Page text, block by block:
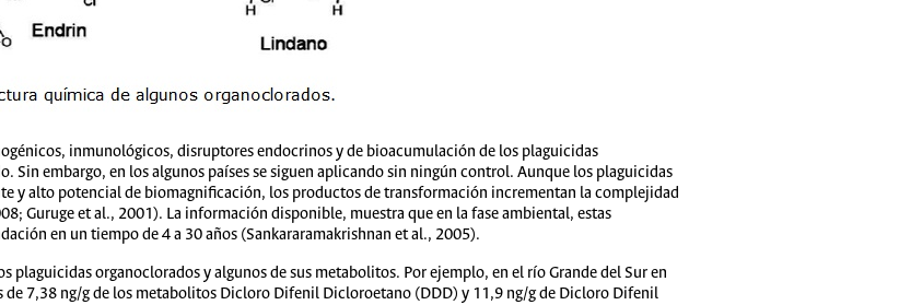
inmunológicos, disruptores endocrinos y de bioacumulación de los plaguicidas
Sin embargo, en los algunos países se siguen aplicando sin ningún control. Aunque los plaguicidas
y alto potencial de biomagnificación, los productos de transformación incrementan la complejidad
Guruge et al., 2001). La información disponible, muestra que en la fase ambiental, estas
en un tiempo de 4 a 30 años (Sankararamakrishnan et al., 2005).
plaguicidas organoclorados y algunos de sus metabolitos. Por ejemplo, en el río Grande del Sur en
de 7,38 ng/g de los metabolitos Dicloro Difenil Dicloroetano (DDD) y 11,9 ng/g de Dicloro Difenil